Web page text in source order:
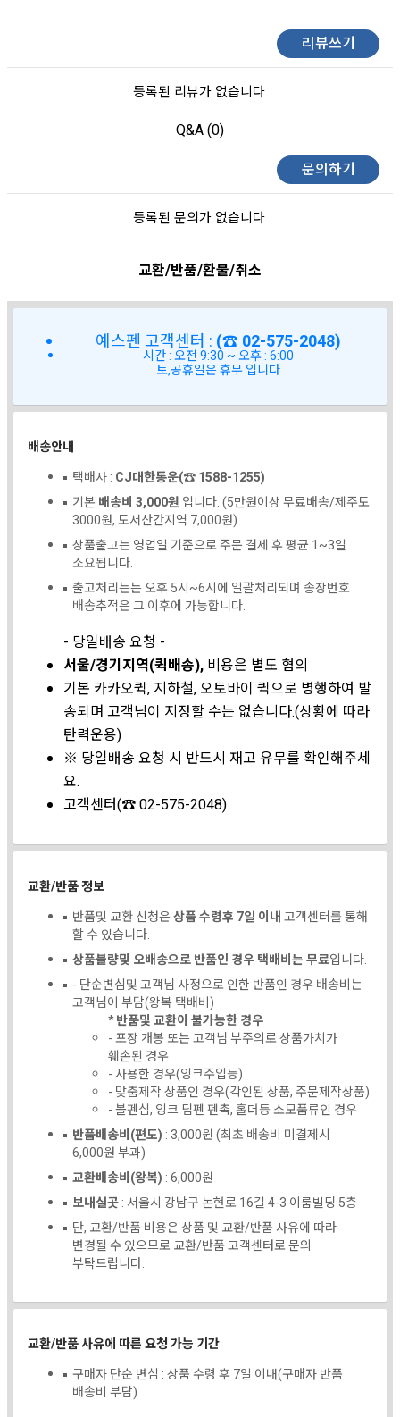
리뷰쓰기
등록된 리뷰가 없습니다.
Q&A (0)
문의하기
등록된 문의가 없습니다.
교환/반품/환불/취소
예스펜 고객센터 : (☎ 02-575-2048)
시간 : 오전 9:30 ~ 오후 : 6:00
토,공휴일은 휴무 입니다
배송안내
택배사 : CJ대한통운(☎ 1588-1255)
기본 배송비 3,000원 입니다. (5만원이상 무료배송/제주도
3000원, 도서산간지역 7,000원)
상품출고는 영업일 기준으로 주문 결제 후 평균 1~3일
소요됩니다.
출고처리는는 오후 5시~6시에 일괄처리되며 송장번호
배송추적은 그 이후에 가능합니다.
- 당일배송 요청 -
서울/경기지역(퀵배송), 비용은 별도 협의
기본 카카오퀵, 지하철, 오토바이 퀵으로 병행하여 발
송되며 고객님이 지정할 수는 없습니다.(상황에 따라
탄력운용)
※ 당일배송 요청 시 반드시 재고 유무를 확인해주세
요.
고객센터(☎ 02-575-2048)
교환/반품 정보
반품및 교환 신청은상품 수령후 7일 이내고객센터를 통해
할 수 있습니다.
상품불량및 오배송으로 반품인 경우 택배비는 무료입니다.
- 단순변심및 고객님 사정으로 인한 반품인 경우 배송비는
고객님이 부담(왕복 택배비)
* 반품및 교환이 불가능한 경우
- 포장 개봉 또는 고객님 부주의로 상품가치가
훼손된 경우
- 사용한 경우(잉크주입등)
- 맞춤제작 상품인 경우(각인된 상품, 주문제작상품)
- 볼펜심, 잉크 딥펜 펜촉, 홀더등 소모품류인 경우
반품배송비(편도) : 3,000원 (최초 배송비 미결제시
6,000원 부과)
교환배송비(왕복) : 6,000원
보내실곳: 서울시 강남구 논현로 16길 4-3 이룸빌딩 5층
단, 교환/반품 비용은 상품 및 교환/반품 사유에 따라
변경될 수 있으므로 교환/반품 고객센터로 문의
부탁드립니다.
교환/반품 사유에 따른 요청 가능 기간
구매자 단순 변심 : 상품 수령 후 7일 이내(구매자 반품
배송비 부담)